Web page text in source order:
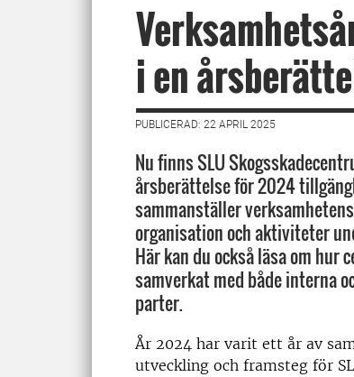
i en
PUBLICERAD: 22 APRIL 2025
Nu finns SLU
årsberättelse för 2024
sammanställer
organisation och aktiviteter
Här kan du också läsa om hur
samverkat med både interna
parter.
År 2024 har varit ett år av
utveckling och framsteg för